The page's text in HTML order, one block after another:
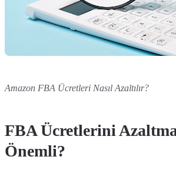
Amazon FBA Ücretleri Nasıl Azaltılır?
FBA Ücretlerini
Önemli?